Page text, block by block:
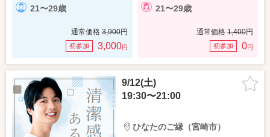
21〜29歳
通常価格 3,900円
初参加 3,000円
21〜29歳
通常価格 1,400円
初参加 0円
9/12(土)
19:30〜21:00
ひなたのご縁（宮崎市）